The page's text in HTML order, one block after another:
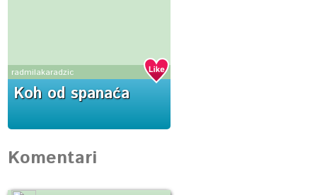
radmilakaradzic
Koh od spanaća
Komentari